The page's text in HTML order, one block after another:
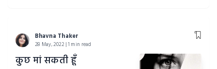
Bhavna Thaker
28 May, 2022 | 1 min read
कुछ मां सकती हूँ